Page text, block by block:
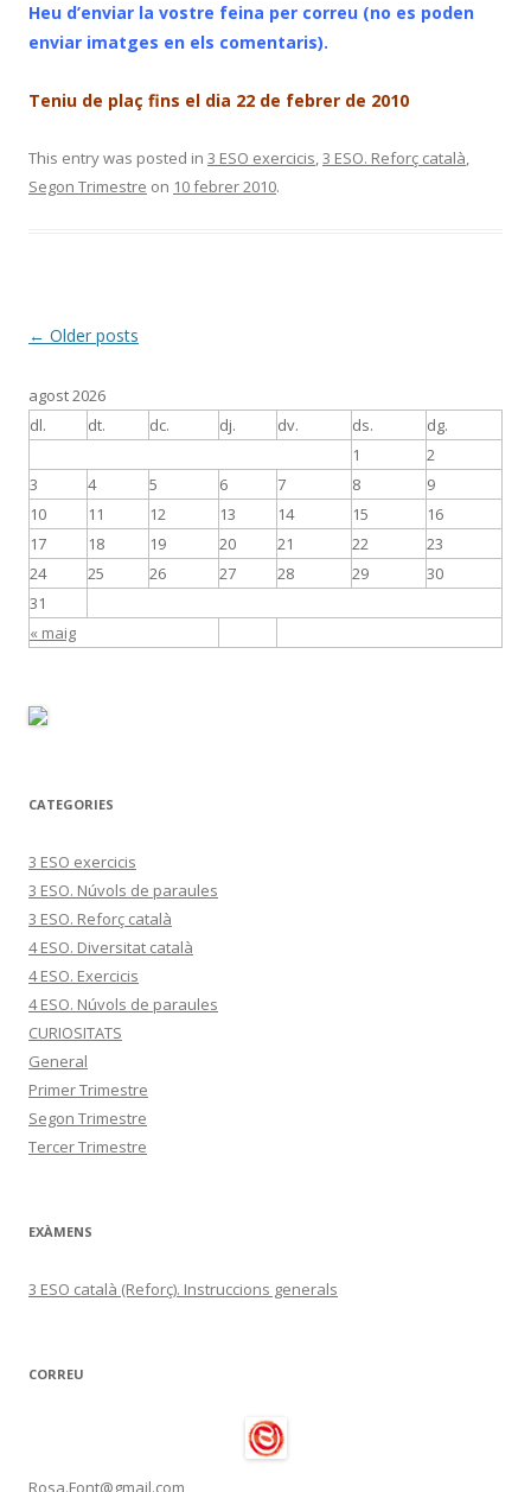
Heu d’enviar la vostre feina per correu (no es poden
enviar imatges en els comentaris).
Teniu de plaç fins el dia 22 de febrer de 2010
This entry was posted in 3 ESO exercicis,3 ESO. Reforç català,
Segon Trimestre on 10 febrer 2010.
Post
← Older posts
agost 2026
dl.
dt. dc. dj. dv. ds. dg.
« maig
1
2
3
4 5 6 7 8
9
10
11 12 13 14 15
16
17
18 19 20 21 22
23
24
25 26 27 28 29
30
31
CATEGORIES
3 ESO exercicis
3 ESO. Núvols de paraules
3 ESO. Reforç català
4 ESO. Diversitat català
4 ESO. Exercicis
4 ESO. Núvols de paraules
CURIOSITATS
General
Primer Trimestre
Segon Trimestre
Tercer Trimestre
EXÀMENS
3 ESO català (Reforç). Instruccions generals
CORREU